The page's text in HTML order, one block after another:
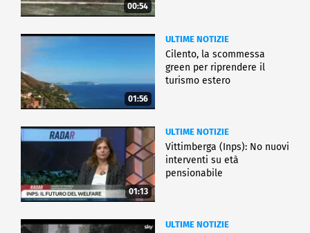
00:54
01:56
ULTIME NOTIZIE
Cilento, la scommessa
green per riprendere il
turismo estero
01:13
ULTIME NOTIZIE
Vittimberga (Inps): No nuovi
interventi su età
pensionabile
ULTIME NOTIZIE